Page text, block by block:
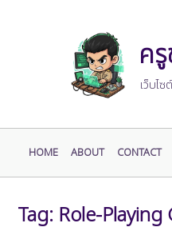
ค
เว็บไ
HOME ABOUT CONTACT
Tag: Role-